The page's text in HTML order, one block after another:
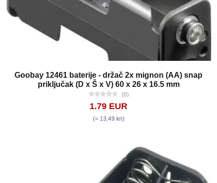
Goobay 12461 baterije - držač 2x mignon (AA) snap
priključak (D x Š x V) 60 x 26 x 16.5 mm
(0)
1.79 EUR
(= 13,49 kn)